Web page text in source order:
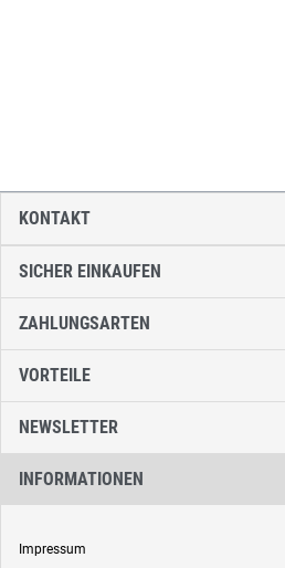
SICHER EINKAUFEN
ZAHLUNGSARTEN
VORTEILE
NEWSLETTER
INFORMATIONEN
Impressum
KONTAKT